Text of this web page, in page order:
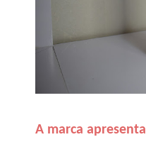
A marca